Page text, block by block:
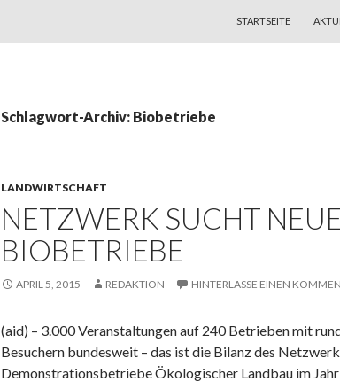
STARTSEITE
Schlagwort-Archiv: Biobetriebe
LANDWIRTSCHAFT
NETZWERK SUCHT NEUE
BIOBETRIEBE
APRIL 5, 2015 REDAKTION HINTERLASSE EINEN
(aid) – 3.000 Veranstaltungen auf 240 Betrieben mit
Besuchern bundesweit – das ist die Bilanz des
Demonstrationsbetriebe Ökologischer Landbau im